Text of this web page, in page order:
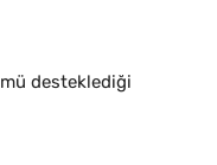
desteklediği